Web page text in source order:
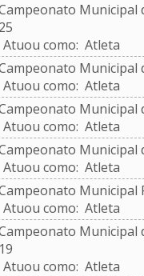
Municipal
como: Atleta
Municipal
como: Atleta
Municipal
como: Atleta
Municipal
como: Atleta
Municipal
como: Atleta
Municipal
como: Atleta